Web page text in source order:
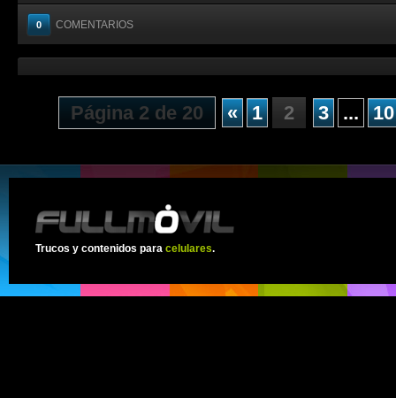
0 COMENTARIOS
Página 2 de 20 « 1 2 3 ... 10
Trucos y contenidos para celulares.